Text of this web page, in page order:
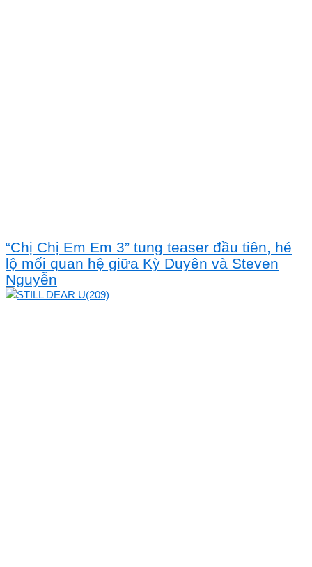
“Chị Chị Em Em 3” tung teaser đầu tiên, hé
lộ mối quan hệ giữa Kỳ Duyên và Steven
Nguyễn